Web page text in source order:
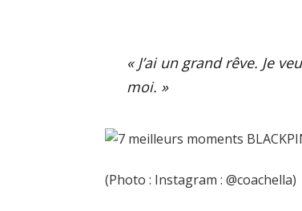
« J’ai un grand rêve. Je
moi. »
(Photo : Instagram : @coachella)